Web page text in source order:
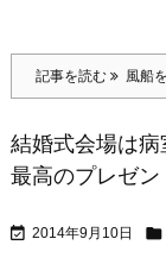
記事を読む 風船を
結婚式会場は
最高のプレゼン
 2014年9月10日 